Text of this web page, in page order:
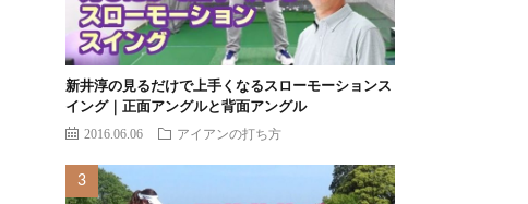
新井淳の見るだけで上手くなるスローモーションス
イング｜正面アングルと背面アングル
2016.06.06 アイアンの打ち方